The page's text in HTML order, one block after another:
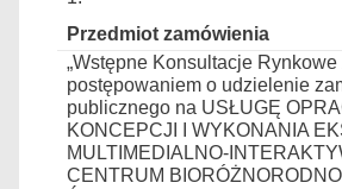
„Wstępne Konsultacje
postępowaniem o udzielenie
publicznego na USŁUGĘ
KONCEPCJI I WYKONANIA
MULTIMEDIALNO-
CENTRUM